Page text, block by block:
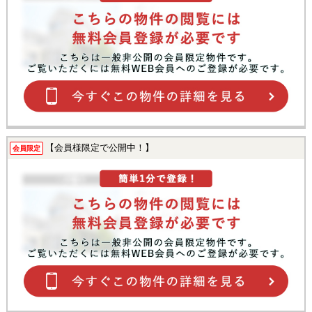
会員限定 【会員様限定で公開中！】